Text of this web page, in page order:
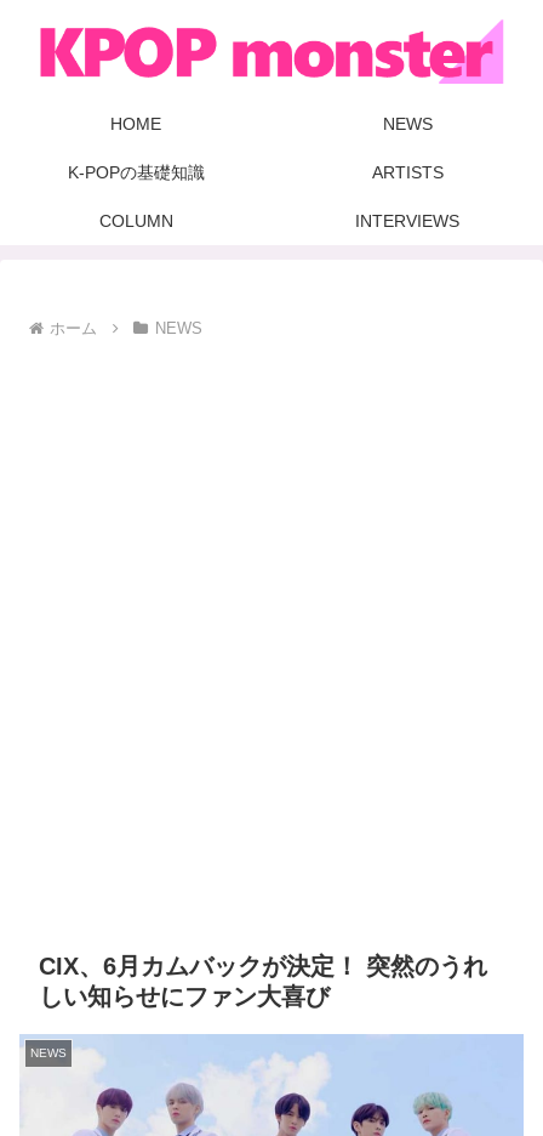
HOME NEWS
K-POPの基礎知識 ARTISTS
COLUMN INTERVIEWS
ホーム NEWS
CIX、6月カムバックが決定！ 突然のうれ
しい知らせにファン大喜び
NEWS